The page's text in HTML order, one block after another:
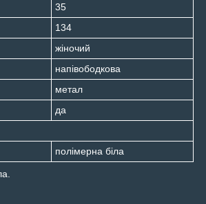
35
134
жіночий
напівободкова
метал
да
полімерна біла